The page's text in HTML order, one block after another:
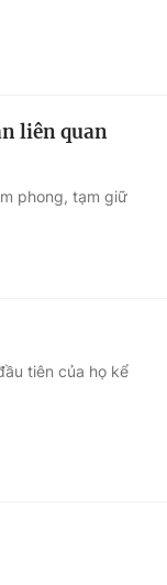
liên quan
phong, tạm giữ
tiên của họ kể